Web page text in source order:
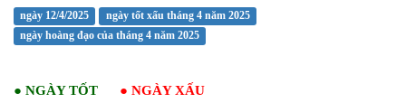
ngày 12/4/2025
ngày tốt xấu tháng 4 năm 2025
ngày hoàng đạo của tháng 4 năm 2025
● NGÀY TỐT ● NGÀY XẤU